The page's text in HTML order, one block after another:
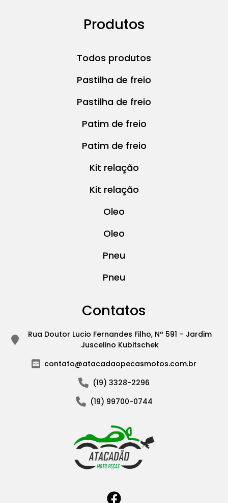
Produtos
Todos produtos
Pastilha de freio
Pastilha de freio
Patim de freio
Patim de freio
Kit relação
Kit relação
Oleo
Oleo
Pneu
Pneu
Contatos
Rua Doutor Lucio Fernandes Filho, Nº 591 – Jardim
Juscelino Kubitschek
contato@atacadaopecasmotos.com.br
(19) 3328-2296
(19) 99700-0744